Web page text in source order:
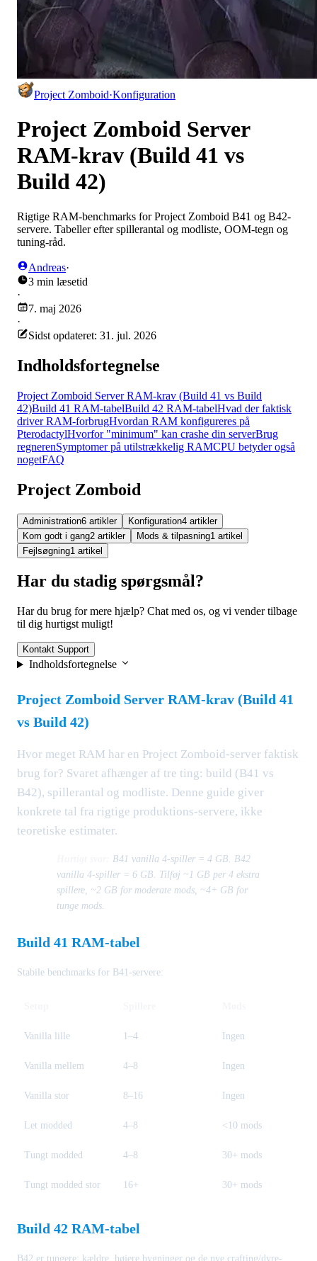
Project Zomboid·Konfiguration
Project Zomboid Server
RAM-krav (Build 41 vs
Build 42)
Rigtige RAM-benchmarks for Project Zomboid B41 og B42-
servere. Tabeller efter spillerantal og modliste, OOM-tegn og
tuning-råd.
Andreas·
3 min læsetid
·
7. maj 2026
·
Sidst opdateret: 31. jul. 2026
Indholdsfortegnelse
Project Zomboid Server RAM-krav (Build 41 vs Build
42)Build 41 RAM-tabelBuild 42 RAM-tabelHvad der faktisk
driver RAM-forbrugHvordan RAM konfigureres på
PterodactylHvorfor "minimum" kan crashe din serverBrug
regnerenSymptomer på utilstrækkelig RAMCPU betyder også
nogetFAQ
Project Zomboid
Administration6 artikler Konfiguration4 artikler
Kom godt i gang2 artikler Mods & tilpasning1 artikel
Fejlsøgning1 artikel
Har du stadig spørgsmål?
Har du brug for mere hjælp? Chat med os, og vi vender tilbage
til dig hurtigst muligt!
Kontakt Support
Indholdsfortegnelse
Project Zomboid Server RAM-krav (Build 41
vs Build 42)
Hvor meget RAM har en Project Zomboid-server faktisk
brug for? Svaret afhænger af tre ting: build (B41 vs
B42), spillerantal og modliste. Denne guide giver
konkrete tal fra rigtige produktions-servere, ikke
teoretiske estimater.
B41 vanilla 4-spiller = 4 GB. B42
vanilla 4-spiller = 6 GB. Tilføj ~1 GB per 4 ekstra
spillere, ~2 GB for moderate mods, ~4+ GB for
tunge mods.
Build 41 RAM-tabel
Stabile benchmarks for B41-servere:
Vanilla lille 1–4 Ingen
Vanilla mellem 4–8 Ingen
Vanilla stor 8–16 Ingen
Let modded 4–8 <10 mods
Tungt modded 4–8 30+ mods
Tungt modded stor 16+ 30+ mods
Build 42 RAM-tabel
B42 er tungere: kældre, højere bygninger og de nye crafting/dyre-